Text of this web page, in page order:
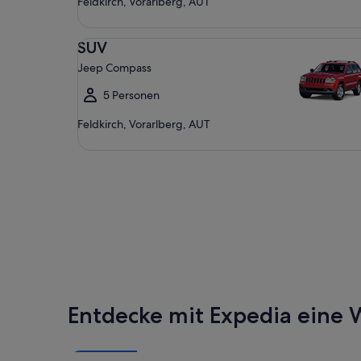
SUV
Jeep Compass
5 Personen
Feldkirch, Vorarlberg, AUT
Entdecke mit Expedia eine